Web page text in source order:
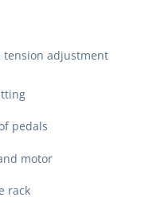
tension adjustment
pedals
motor
rack